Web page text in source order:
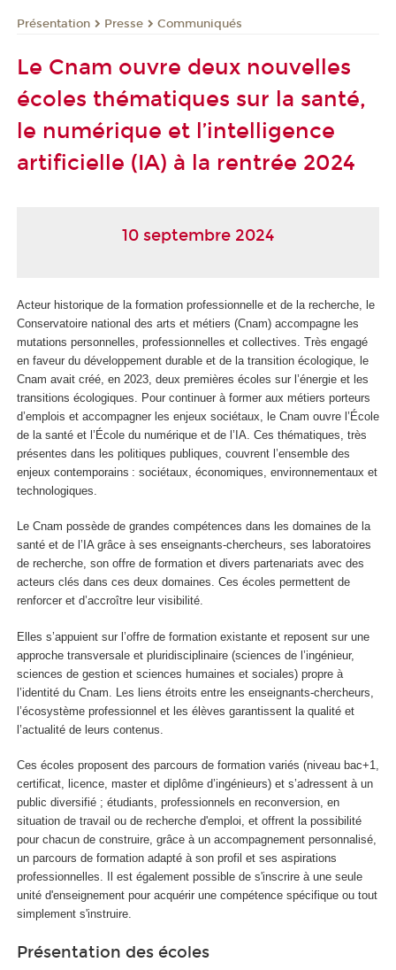
Présentation Presse Communiqués
Le Cnam ouvre deux nouvelles
écoles thématiques sur la santé,
le numérique et l’intelligence
artificielle (IA) à la rentrée 2024
10 septembre 2024
Acteur historique de la formation professionnelle et de la recherche, le
Conservatoire national des arts et métiers (Cnam) accompagne les
mutations personnelles, professionnelles et collectives. Très engagé
en faveur du développement durable et de la transition écologique, le
Cnam avait créé, en 2023, deux premières écoles sur l’énergie et les
transitions écologiques. Pour continuer à former aux métiers porteurs
d’emplois et accompagner les enjeux sociétaux, le Cnam ouvre l’École
de la santé et l’École du numérique et de l’IA. Ces thématiques, très
présentes dans les politiques publiques, couvrent l’ensemble des
enjeux contemporains : sociétaux, économiques, environnementaux et
technologiques.
Le Cnam possède de grandes compétences dans les domaines de la
santé et de l’IA grâce à ses enseignants-chercheurs, ses laboratoires
de recherche, son offre de formation et divers partenariats avec des
acteurs clés dans ces deux domaines. Ces écoles permettent de
renforcer et d’accroître leur visibilité.
Elles s’appuient sur l’offre de formation existante et reposent sur une
approche transversale et pluridisciplinaire (sciences de l’ingénieur,
sciences de gestion et sciences humaines et sociales) propre à
l’identité du Cnam. Les liens étroits entre les enseignants-chercheurs,
l’écosystème professionnel et les élèves garantissent la qualité et
l’actualité de leurs contenus.
Ces écoles proposent des parcours de formation variés (niveau bac+1,
certificat, licence, master et diplôme d’ingénieurs) et s’adressent à un
public diversifié ; étudiants, professionnels en reconversion, en
situation de travail ou de recherche d'emploi, et offrent la possibilité
pour chacun de construire, grâce à un accompagnement personnalisé,
un parcours de formation adapté à son profil et ses aspirations
professionnelles. Il est également possible de s'inscrire à une seule
unité d'enseignement pour acquérir une compétence spécifique ou tout
simplement s'instruire.
Présentation des écoles